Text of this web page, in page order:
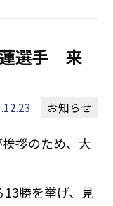
選手 来
お知らせ
拶のため、大
勝を挙げ、見